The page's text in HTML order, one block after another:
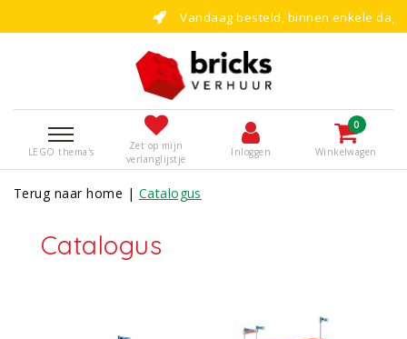
Vandaag besteld, binnen enkele dagen bouwen!
LEGO thema's
Zet op mijn
verlanglijstje
Inloggen
0
Winkelwagen
Terug naar home | Catalogus
Catalogus